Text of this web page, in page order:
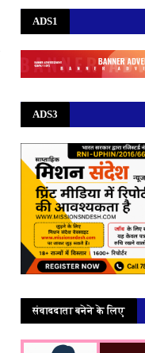
ADS1
ADS3
संवाददाता बनेने के लिए